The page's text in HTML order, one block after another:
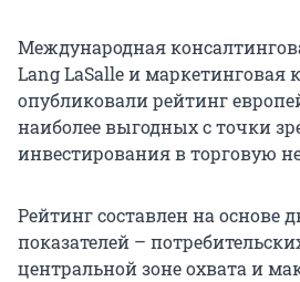
Международная
Lang LaSalle и маркетинговая
опубликовали рейтинг
наиболее выгодных с точки
инвестирования в торговую
Рейтинг составлен на основе
показателей –
центральной зоне охвата и